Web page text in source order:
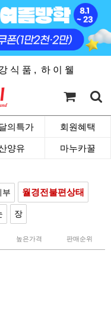
식 품 , 하 이 웰
의특가 회원혜택
양유 마누카꿀
부 월경전불편상태
장
높은가격 판매순위